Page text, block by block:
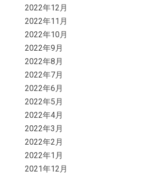
2022年12月
2022年11月
2022年10月
2022年9月
2022年8月
2022年7月
2022年6月
2022年5月
2022年4月
2022年3月
2022年2月
2022年1月
2021年12月